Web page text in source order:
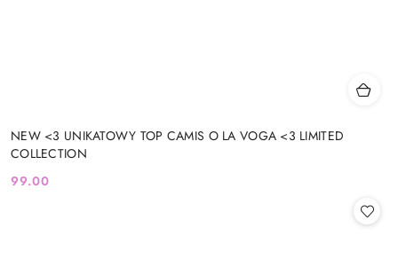
NEW <3 UNIKATOWY TOP CAMIS O LA VOGA <3 LIMITED
COLLECTION
Cena:
99.00